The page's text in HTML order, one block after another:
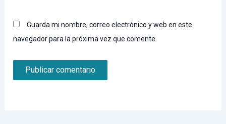
Guarda mi nombre, correo electrónico y web en este
navegador para la próxima vez que comente.